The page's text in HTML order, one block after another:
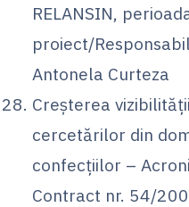
RELANSIN,
proiect/
Antonela Curteza
Creşterea
cercetărilor din
confecţiilor –
Contract nr. 54/